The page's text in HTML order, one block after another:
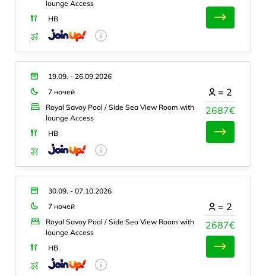
lounge Access
HB
19.09. - 26.09.2026
7 ночей
Royal Savoy Pool / Side Sea View Room with
lounge Access
HB
2687€
= 2
30.09. - 07.10.2026
7 ночей
Royal Savoy Pool / Side Sea View Room with
lounge Access
HB
2687€
= 2